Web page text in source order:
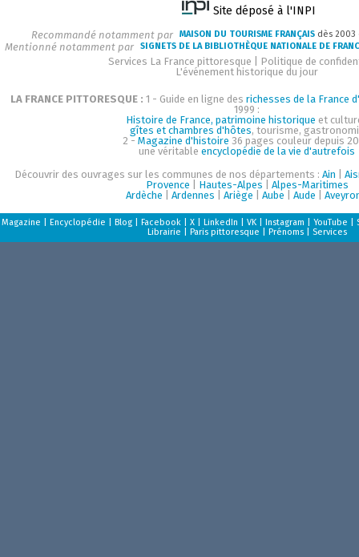
Site déposé à l'INPI
Recommandé notamment par MAISON DU TOURISME FRANÇAIS dès
Mentionné notamment par SIGNETS DE LA BIBLIOTHÈQUE NATIONALE DE
Services La France pittoresque
Politique de
L'événement historique du jour
LA FRANCE PITTORESQUE : 1 - Guide en ligne des richesses de la France
1999 :
Histoire de France, patrimoine historique et
gîtes et chambres d'hôtes, tourisme,
2 - Magazine d'histoire 36 pages couleur depuis
une véritable encyclopédie de la vie d'autrefois
Découvrir des ouvrages sur les communes de nos départements : Ain
Provence
Hautes-Alpes
Alpes-Maritimes
Ardèche
Ardennes Ariège Aube Aude
Magazine Encyclopédie Blog| Facebook| X| LinkedIn VK| Instagram YouTube
Librairie
Paris pittoresque Prénoms| Services